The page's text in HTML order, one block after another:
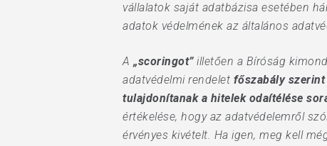
vállalatok saját adatbázisa esetében
adatok védelmének az általános
A „scoringot”illetően a Bíróság
adatvédelmi rendelet főszabály szerint
tulajdonítanak a hitelek odaítélése
értékelése, hogy az adatvédelemről
érvényes kivételt. Ha igen, meg kell